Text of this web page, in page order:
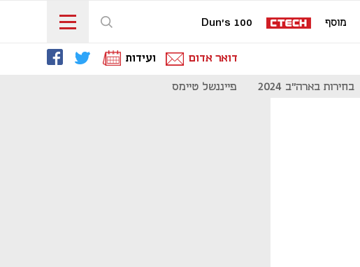
מוסף Dun's 100
דואר אדום ועידות
בחירות בארה"ב 2024 פייננשל טיימס